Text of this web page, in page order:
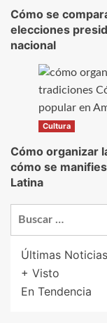
Cómo se
elecciones
nacional
Cultura
Cómo organizar
cómo se
Latina
Últimas Noticias
+ Visto
En Tendencia